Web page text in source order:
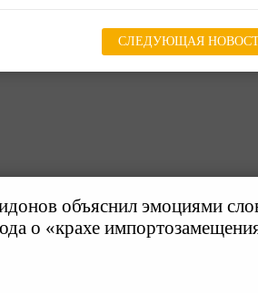
СЛЕДУЮЩАЯ
объяснил эмоциями
о «крахе